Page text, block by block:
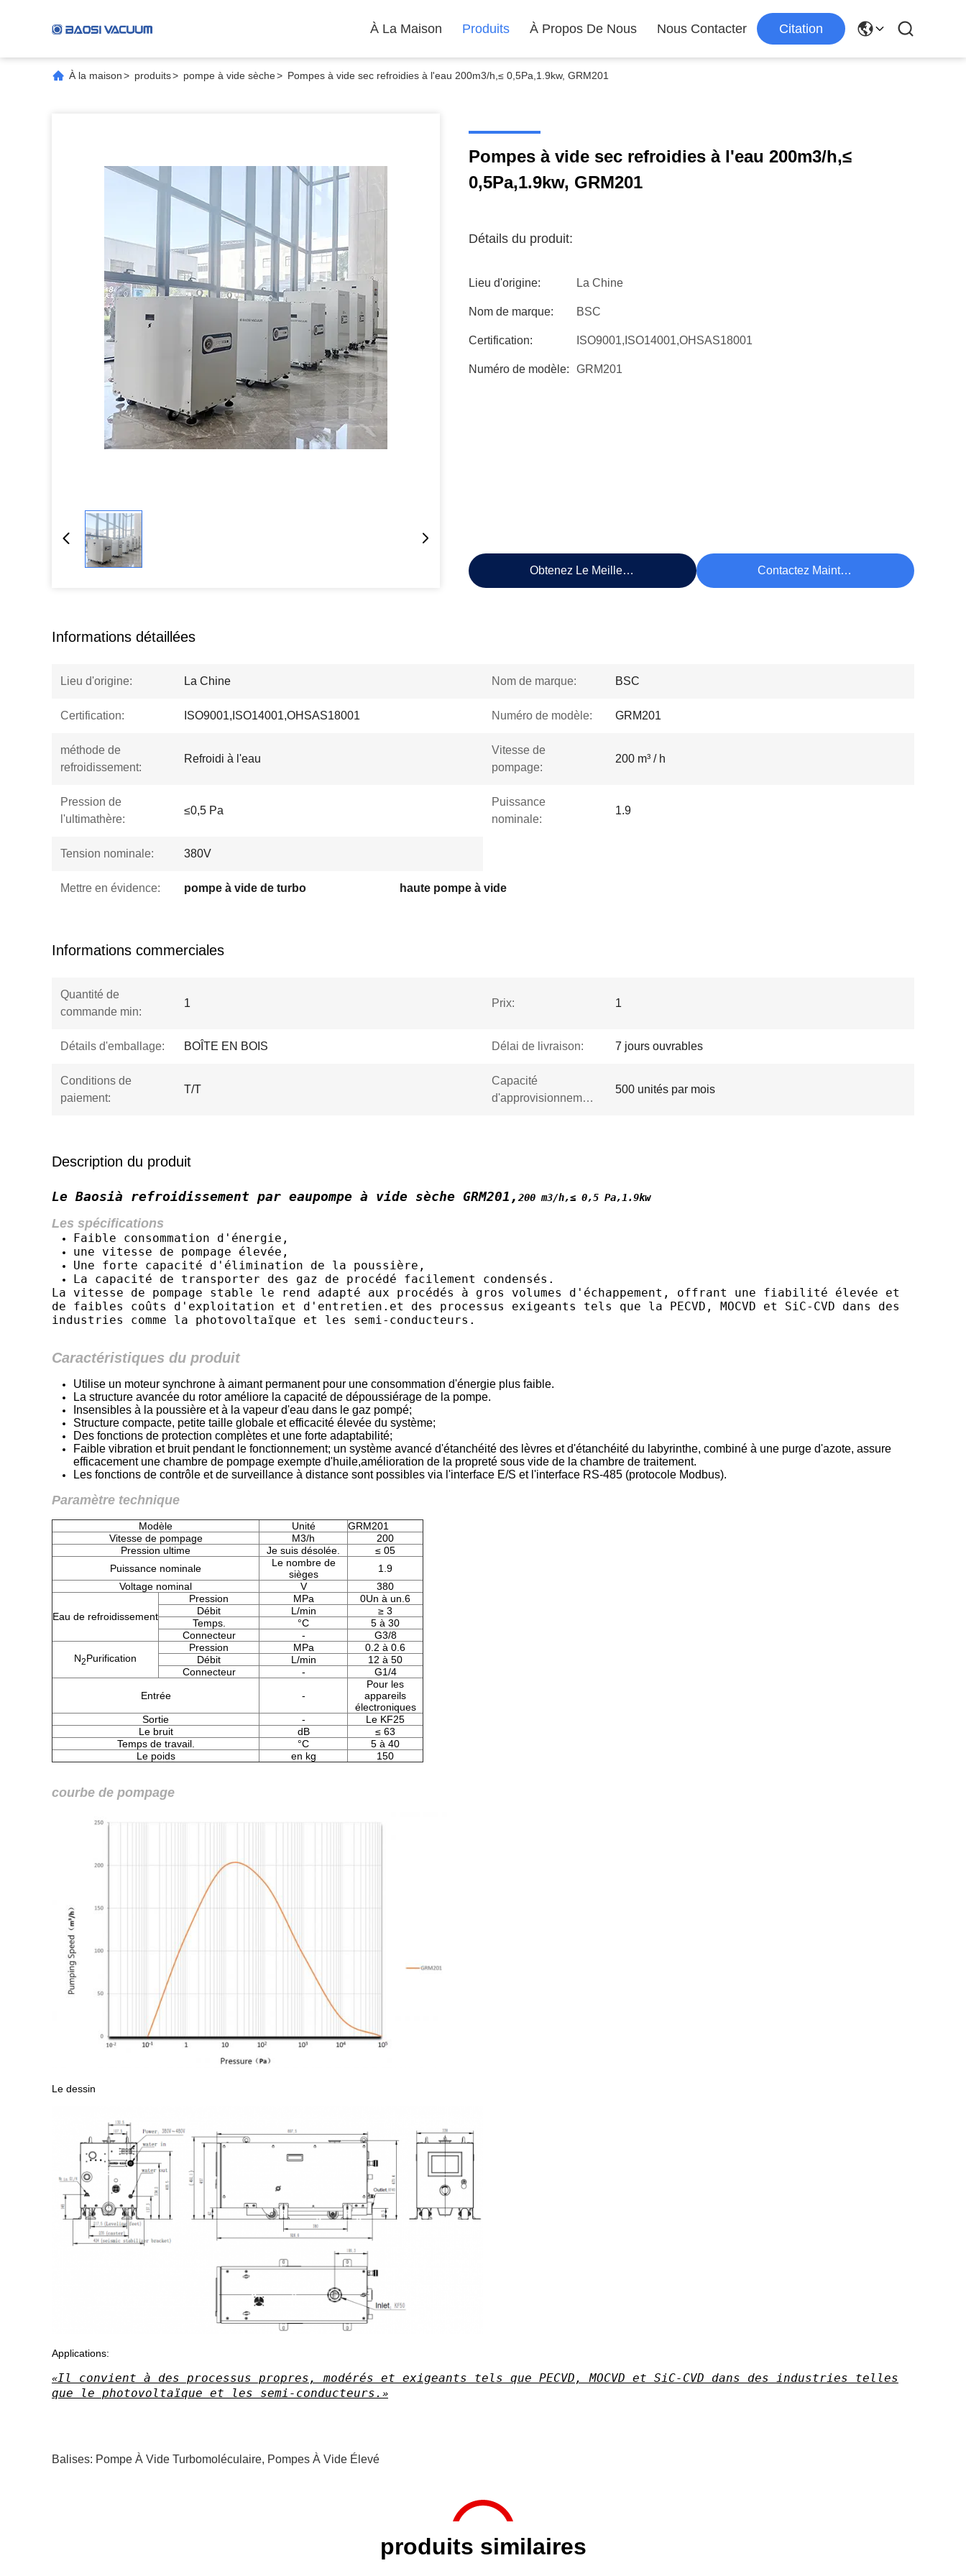
À La Maison Produits À Propos De Nous Nous Contacter Citation
À la maison> produits> pompe à vide sèche> Pompes à vide sec refroidies à l'eau 200m3/h,≤ 0,5Pa,1.9kw, GRM201
Pompes à vide sec refroidies à l'eau 200m3/h,≤
0,5Pa,1.9kw, GRM201
Détails du produit:
Lieu d'origine: La Chine
Nom de marque: BSC
Certification: ISO9001,ISO14001,OHSAS18001
Numéro de modèle: GRM201
Obtenez Le Meilleur Prix Contactez Maintenant
Informations détaillées
Lieu d'origine: La Chine Nom de marque: BSC
Certification: ISO9001,ISO14001,OHSAS18001 Numéro de modèle: GRM201
méthode de
refroidissement:
Refroidi à l'eau
Vitesse de
pompage:
200 m³ / h
Pression de
l'ultimathère:
≤0,5 Pa
Puissance
nominale:
1.9
Tension nominale: 380V
Mettre en évidence: pompe à vide de turbo haute pompe à vide
Informations commerciales
Quantité de
commande min:
1 Prix: 1
Détails d'emballage: BOÎTE EN BOIS Délai de livraison: 7 jours ouvrables
Conditions de
paiement:
T/T
Capacité
d'approvisionnement:
500 unités par mois
Description du produit
Le Baosià refroidissement par eaupompe à vide sèche GRM201, 200 m3/h,≤ 0,5 Pa,1.9kw
Les spécifications
Faible consommation d'énergie,
une vitesse de pompage élevée,
Une forte capacité d'élimination de la poussière,
La capacité de transporter des gaz de procédé facilement condensés.
La vitesse de pompage stable le rend adapté aux procédés à gros volumes d'échappement, offrant une fiabilité élevée et
de faibles coûts d'exploitation et d'entretien.et des processus exigeants tels que la PECVD, MOCVD et SiC-CVD dans des
industries comme la photovoltaïque et les semi-conducteurs.
Caractéristiques du produit
Utilise un moteur synchrone à aimant permanent pour une consommation d'énergie plus faible.
La structure avancée du rotor améliore la capacité de dépoussiérage de la pompe.
Insensibles à la poussière et à la vapeur d'eau dans le gaz pompé;
Structure compacte, petite taille globale et efficacité élevée du système;
Des fonctions de protection complètes et une forte adaptabilité;
Faible vibration et bruit pendant le fonctionnement; un système avancé d'étanchéité des lèvres et d'étanchéité du labyrinthe, combiné à une purge d'azote, assure
efficacement une chambre de pompage exempte d'huile,amélioration de la propreté sous vide de la chambre de traitement.
Les fonctions de contrôle et de surveillance à distance sont possibles via l'interface E/S et l'interface RS-485 (protocole Modbus).
Paramètre technique
Modèle Unité
GRM201
Vitesse de pompage
M3/h
200
Pression ultime
Je suis désolée.
≤ 05
Puissance nominale
Le nombre de
sièges
1.9
Voltage nominal
V 380
Eau de refroidissement
Pression MPa
0Un à un.6
Débit
L/min
≥ 3
Temps.
°C
5 à 30
Connecteur
-
G3/8
N2Purification
Pression MPa
0.2 à 0.6
Débit
L/min
12 à 50
Connecteur
- G1/4
Entrée -
Pour les
appareils
électroniques
Sortie
-
Le KF25
Le bruit
dB
≤ 63
Temps de travail.
°C
5 à 40
Le poids
en kg 150
courbe de pompage
Le dessin
Applications:
Il convient à des processus propres, modérés et exigeants tels que PECVD, MOCVD et SiC-CVD dans des industries telles
que le photovoltaïque et les semi-conducteurs.
Balises: Pompe À Vide Turbomoléculaire, Pompes À Vide Élevé
produits similaires